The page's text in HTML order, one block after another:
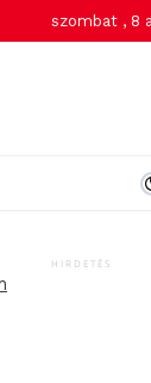
szombat , 8
HIRDETÉS